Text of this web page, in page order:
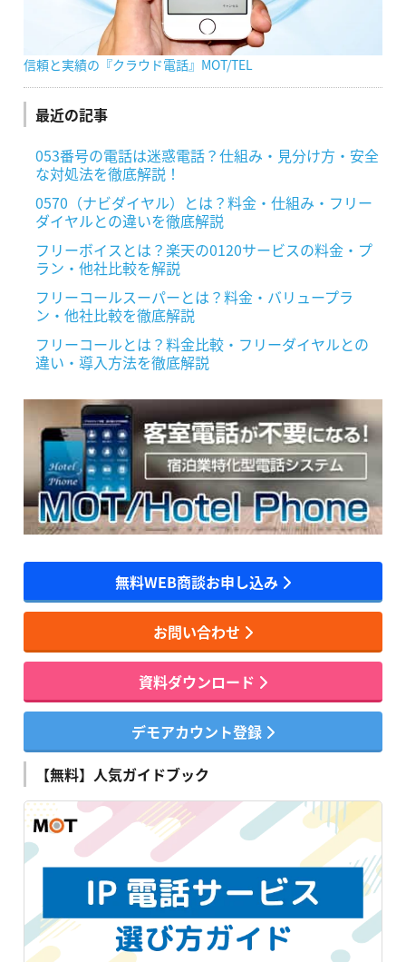
信頼と実績の『クラウド電話』MOT/TEL
最近の記事
053番号の電話は迷惑電話？仕組み・見分け方・安全
な対処法を徹底解説！
0570（ナビダイヤル）とは？料金・仕組み・フリー
ダイヤルとの違いを徹底解説
フリーボイスとは？楽天の0120サービスの料金・プ
ラン・他社比較を解説
フリーコールスーパーとは？料金・バリュープラ
ン・他社比較を徹底解説
フリーコールとは？料金比較・フリーダイヤルとの
違い・導入方法を徹底解説
無料WEB商談お申し込み
お問い合わせ
資料ダウンロード
デモアカウント登録
【無料】人気ガイドブック